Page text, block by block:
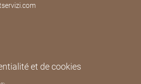
et de cookies